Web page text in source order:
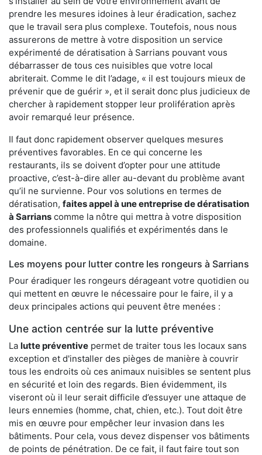
prendre les mesures idoines à leur éradication, sachez
que le travail sera plus complexe. Toutefois, nous nous
assurerons de mettre à votre disposition un service
expérimenté de dératisation à Sarrians pouvant vous
débarrasser de tous ces nuisibles que votre local
abriterait. Comme le dit l’adage, « il est toujours mieux de
prévenir que de guérir », et il serait donc plus judicieux de
chercher à rapidement stopper leur prolifération après
avoir remarqué leur présence.
Il faut donc rapidement observer quelques mesures
préventives favorables. En ce qui concerne les
restaurants, ils se doivent d’opter pour une attitude
proactive, c’est-à-dire aller au-devant du problème avant
qu’il ne survienne. Pour vos solutions en termes de
dératisation, faites appel à une entreprise de dératisation
à Sarrians comme la nôtre qui mettra à votre disposition
des professionnels qualifiés et expérimentés dans le
domaine.
Les moyens pour lutter contre les rongeurs à Sarrians
Pour éradiquer les rongeurs dérageant votre quotidien ou
qui mettent en œuvre le nécessaire pour le faire, il y a
deux principales actions qui peuvent être menées :
Une action centrée sur la lutte préventive
La lutte préventive permet de traiter tous les locaux sans
exception et d'installer des pièges de manière à couvrir
tous les endroits où ces animaux nuisibles se sentent plus
en sécurité et loin des regards. Bien évidemment, ils
viseront où il leur serait difficile d’essuyer une attaque de
leurs ennemies (homme, chat, chien, etc.). Tout doit être
mis en œuvre pour empêcher leur invasion dans les
bâtiments. Pour cela, vous devez dispenser vos bâtiments
de points de pénétration. De ce fait, il faut faire tout son